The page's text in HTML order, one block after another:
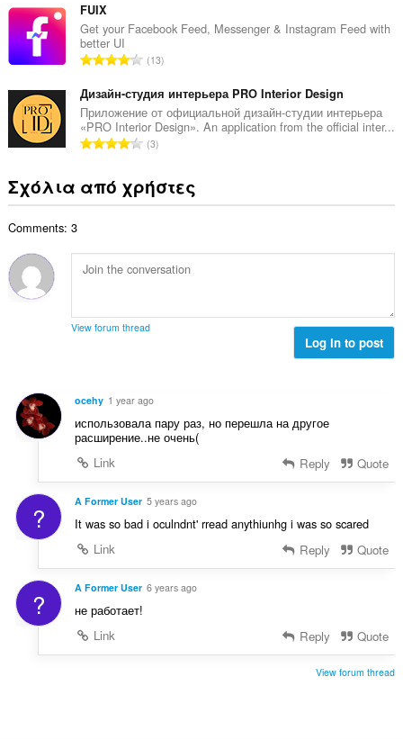
ο
ή
ε
ω
ν
:
θ
μ
ο
λ
ο
γ
ή
ε
ω
ο
ο
α
θ
μ
ο
ο
γ
ε
ω
:
FUIX
Get your Facebook Feed, Messenger & Instagram Feed with
better UI
Σ
ν
ο
λ
ο
α
θ
λ
ο
σ
:
13
Дизайн-студия интерьера PRO Interior Design
Приложение от официальной дизайн-студии интерьера
«PRO Interior Design». An application from the official inter...
Σ
ο
β
α
ο
ή
σ
ε
ω
:
3
Σχόλια από χρήστες
Comments: 3
View forum thread
Log in to post
ocehy 1 year ago
использовала пару раз, но перешла на другое
расширение..не очень(
Link
Reply Quote
? A Former User 5 years ago
It was so bad i oculndnt' rread anythiunhg i was so scared
Link
Reply Quote
? A Former User 6 years ago
не работает!
Link
Reply Quote
View forum thread